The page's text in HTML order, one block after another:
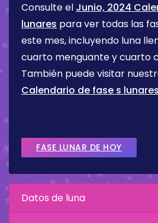
Consulte el Junio, 2024
lunares para ver todas las
este mes, incluyendo luna
cuarto menguante y cuarto
También puede visitar
Calendario de fase s lunares
FASE LUNAR DE HOY
Datos de luna